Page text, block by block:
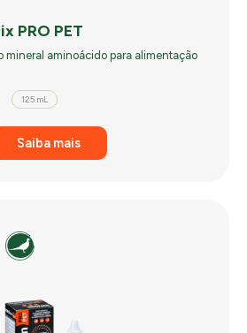
PRO PET
mineral aminoácido para alimentação
125 mL
Saiba mais